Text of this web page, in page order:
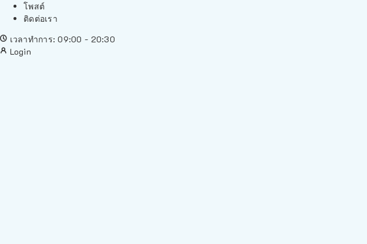
โพสต์
ติดต่อเรา
เวลาทำการ: 09:00 - 20:30
Login